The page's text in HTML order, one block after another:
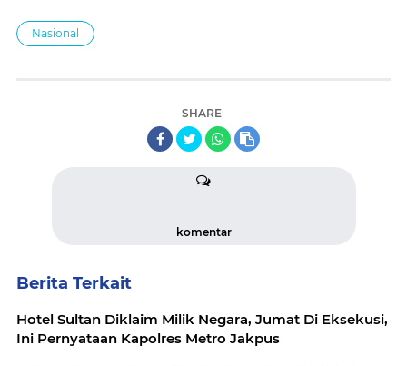
Nasional
SHARE
komentar
Berita Terkait
Hotel Sultan Diklaim Milik Negara, Jumat Di Eksekusi,
Ini Pernyataan Kapolres Metro Jakpus